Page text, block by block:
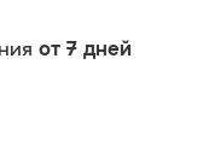
от 7 дней